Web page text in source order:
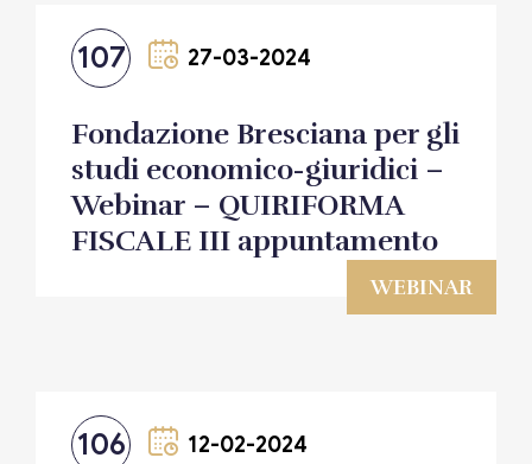
107 27-03-2024
WEBINAR
Fondazione Bresciana per gli
studi economico-giuridici –
Webinar – QUIRIFORMA
FISCALE III appuntamento
106 12-02-2024